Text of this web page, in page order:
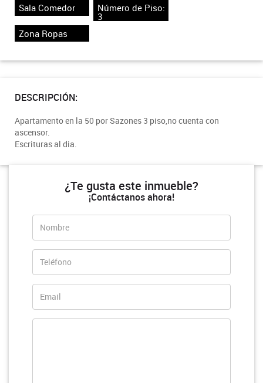
Sala Comedor
Número de Piso:
3
Zona Ropas
DESCRIPCIÓN:
Apartamento en la 50 por Sazones 3 piso,no cuenta con
ascensor.
Escrituras al dia.
¿Te gusta este inmueble?
¡Contáctanos ahora!